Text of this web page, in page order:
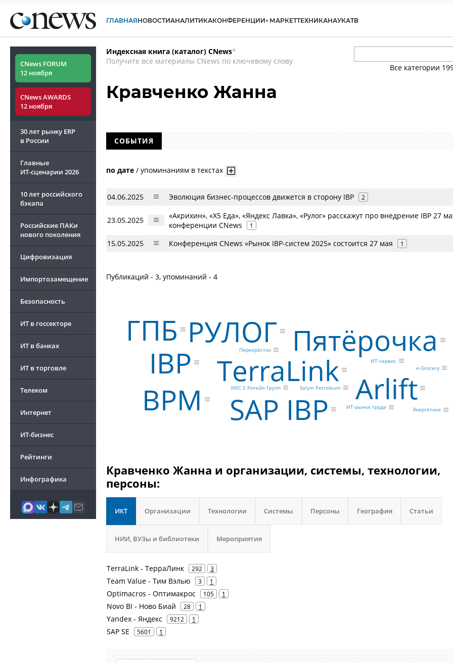
ГЛАВНАЯНОВОСТИАНАЛИТИКАКОНФЕРЕНЦИИ МАРКЕТТЕХНИКАНАУКАТВ
CNews FORUM
12 ноября
CNews AWARDS
12 ноября
30 лет рынку ERP
в России
Главные
ИТ-сценарии 2026
10 лет российского
бэкапа
Российские ПАКи
нового поколения
Цифровизация
Импортозамещение
Безопасность
ИТ в госсекторе
ИТ в банках
ИТ в торговле
Телеком
Интернет
ИТ-бизнес
Рейтинги
Инфографика
Индексная книга (каталог) CNews*
Получите все материалы CNews по ключевому слову
Все категории
Кравченко Жанна
СОБЫТИЯ
по дате / упоминаниям в текстах
04.06.2025 Эволюция бизнес-процессов движется в сторону IBP 2
23.05.2025
«Акрихин», «Х5 Еда», «Яндекс Лавка», «Рулог» расскажут про внедрение IBP 27
конференции CNews
1
15.05.2025 Конференция CNews «Рынок IBP-систем 2025» состоится 27 мая 1
Публикаций - 3, упоминаний - 4
TerraLink
Пятёрочка
Arlift
РУЛОГ
IBP
BPM
SAP IBP
ГПБ
Перекрёсток
ИКС 5 Ритейл Групп Salym Petroleum
ИТ-сервис
e-Grocery
ИТ-рынок труда Энергетика
Кравченко Жанна и организации, системы, технологии,
персоны:
ИКТ Организации Технологии Системы Персоны География Статьи
НИИ, ВУЗы и библиотеки Мероприятия
TerraLink - ТерраЛинк 292 3
Team Value - Тим Вэлью 3 1
Optimacros - Оптимакрос 105 1
Novo BI - Ново Биай 28 1
Yandex - Яндекс 9212 1
SAP SE 5601 1